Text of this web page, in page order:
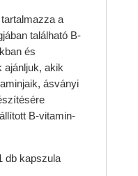
a
található B-
és
ajánljuk, akik
ásványi
B-vitamin-
db kapszula